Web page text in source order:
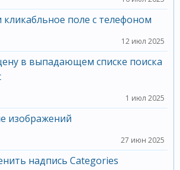
кликабльное поле с телефоном
12 июл 2025
в выпадающем списке поиска
1 июл 2025
изображений
27 июн 2025
надпись Categories